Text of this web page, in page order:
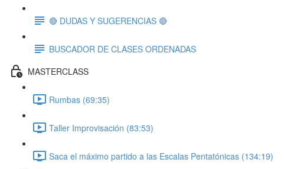
🔴 DUDAS Y SUGERENCIAS 🔴
BUSCADOR DE CLASES ORDENADAS
MASTERCLASS
Rumbas (69:35)
Taller Improvisación (83:53)
Saca el máximo partido a las Escalas Pentatónicas (134:19)